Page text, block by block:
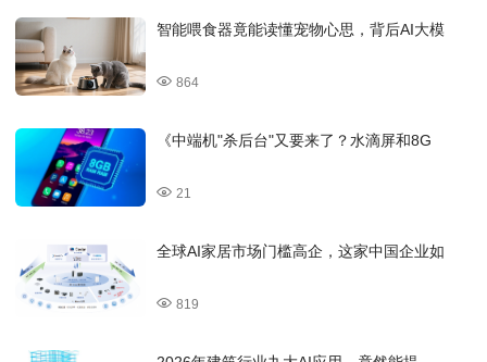
智能喂食器竟能读懂宠物心思，背后AI大模
864
《中端机"杀后台"又要来了？水滴屏和8G
21
全球AI家居市场门槛高企，这家中国企业如
819